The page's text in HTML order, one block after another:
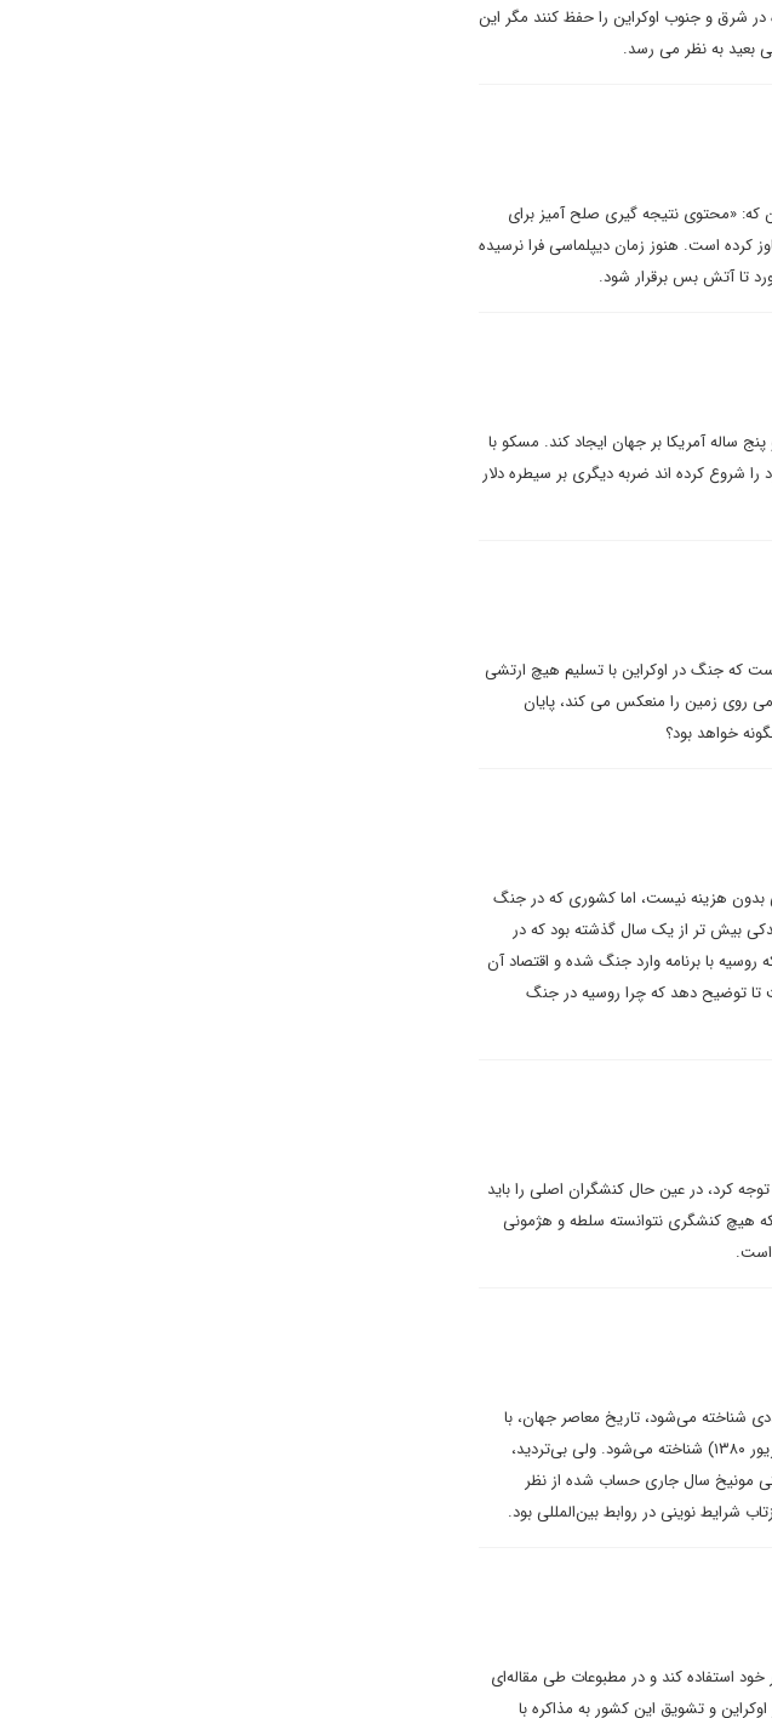
شرق و جنوب اوکراین را حفظ کنند مگر این
بعید به نظر می رسد.
که: «محتوی نتیجه گیری صلح آمیز برای
کرده است. هنوز زمان دیپلماسی فرا نرسیده
تا آتش بس برقرار شود.
ساله آمریکا بر جهان ایجاد کند. مسکو با
شروع کرده اند ضربه دیگری بر سیطره دلار
که جنگ در اوکراین با تسلیم هیچ ارتشی
روی زمین را منعکس می کند، پایان
خواهد بود؟
بدون هزینه نیست، اما کشوری که در جنگ
بیش تر از یک سال گذشته بود که در
روسیه با برنامه وارد جنگ شده و اقتصاد آن
تا توضیح دهد که چرا روسیه در جنگ
کرد، در عین حال کنشگران اصلی را باید
هیچ کنشگری نتوانسته سلطه و هژمونی
است.
شناخته می‌شود، تاریخ معاصر جهان، با
جنگ اول و دوم، جنگ سرد، فروپاشی شوروی، وقایع تروریستی سپتامبر ۲۰۰۱ (شهریور ۱۳۸۰) شناخته می‌شود. ولی بی‌تردید،
مونیخ سال جاری حساب شده از نظر
شرایط نوینی در روابط بین‌ا‌لمللی بود.
استفاده کند و در مطبوعات طی مقاله‌ای
و تشویق این کشور به مذاکره با